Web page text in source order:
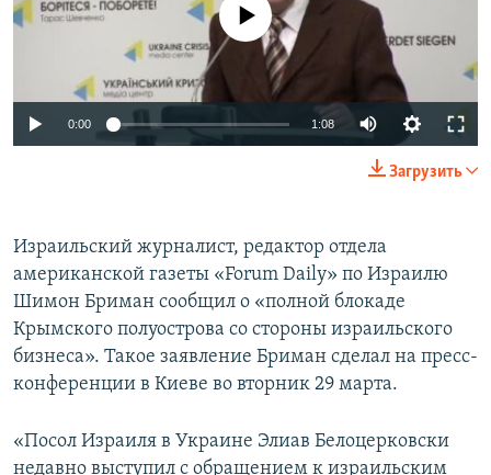
ПОБЕДИТЕЛЕЙ НЕ СУДЯТ?
КРЫМ.НЕПОКОРЕННЫЙ
ELIFBE
УКРАИНСКАЯ ПРОБЛЕМА КРЫМА
ПРИСОЕДИНЯЙТЕСЬ!No media source currently available
0:00 1:08
Загрузить
Израильский журналист, редактор отдела
американской газеты «Forum Daily» по Израилю
Шимон Бриман сообщил о «полной блокаде
Крымского полуострова со стороны израильского
бизнеса». Такое заявление Бриман сделал на пресс-
конференции в Киеве во вторник 29 марта.
«Посол Израиля в Украине Элиав Белоцерковски
недавно выступил с обращением к израильским